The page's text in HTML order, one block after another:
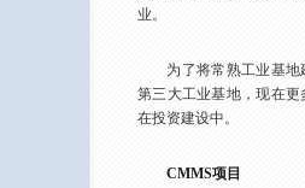
业。
为了将常熟工业基地
第三大工业基地，现在更
在投资建设中。
CMMS项目